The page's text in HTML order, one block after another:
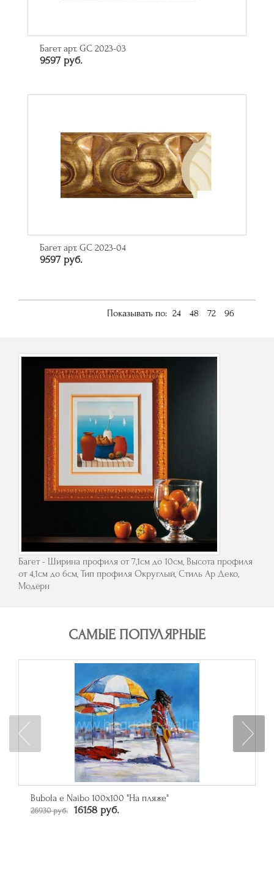
Багет арт. GC 2023-03
9597 руб.
Багет арт. GC 2023-04
9597 руб.
Показывать по: 24 48 72 96
Багет - Ширина профиля от 7,1см до 10см, Высота профиля
от 4,1см до 6см, Тип профиля Округлый, Стиль Ар Деко,
Модерн
САМЫЕ ПОПУЛЯРНЫЕ
Зеркало прямоугольное в багете цвета серебро
От 50790 руб.